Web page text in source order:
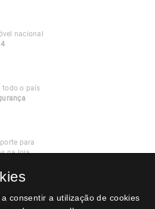
nacional
todo o país
para
na loja
Paypal
consentir a utilização de cookies